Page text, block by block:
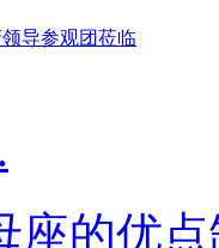
座的优